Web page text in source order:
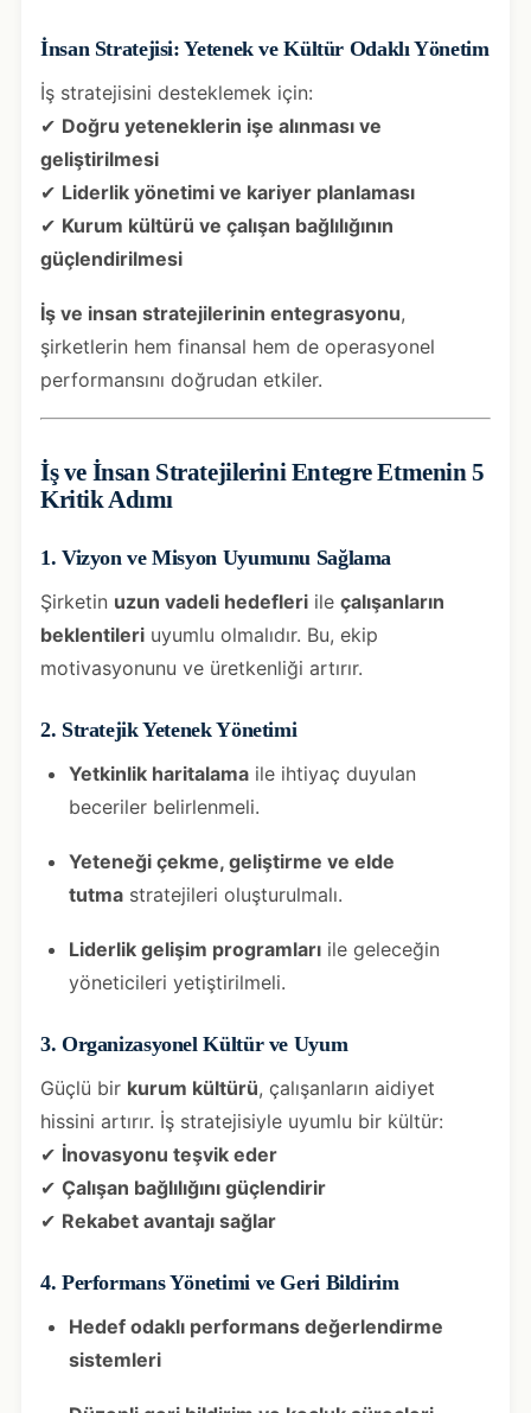
İnsan Stratejisi: Yetenek ve Kültür Odaklı Yönetim
İş stratejisini desteklemek için:
✔ Doğru yeteneklerin işe alınması ve
geliştirilmesi
✔ Liderlik yönetimi ve kariyer planlaması
✔ Kurum kültürü ve çalışan bağlılığının
güçlendirilmesi
İş ve insan stratejilerinin entegrasyonu,
şirketlerin hem finansal hem de operasyonel
performansını doğrudan etkiler.
İş ve İnsan Stratejilerini Entegre Etmenin 5
Kritik Adımı
1. Vizyon ve Misyon Uyumunu Sağlama
Şirketin uzun vadeli hedefleri ile çalışanların
beklentileri uyumlu olmalıdır. Bu, ekip
motivasyonunu ve üretkenliği artırır.
2. Stratejik Yetenek Yönetimi
Yetkinlik haritalama ile ihtiyaç duyulan
beceriler belirlenmeli.
Yeteneği çekme, geliştirme ve elde
tutma stratejileri oluşturulmalı.
Liderlik gelişim programları ile geleceğin
yöneticileri yetiştirilmeli.
3. Organizasyonel Kültür ve Uyum
Güçlü bir kurum kültürü, çalışanların aidiyet
hissini artırır. İş stratejisiyle uyumlu bir kültür:
✔ İnovasyonu teşvik eder
✔ Çalışan bağlılığını güçlendirir
✔ Rekabet avantajı sağlar
4. Performans Yönetimi ve Geri Bildirim
Hedef odaklı performans değerlendirme
sistemleri